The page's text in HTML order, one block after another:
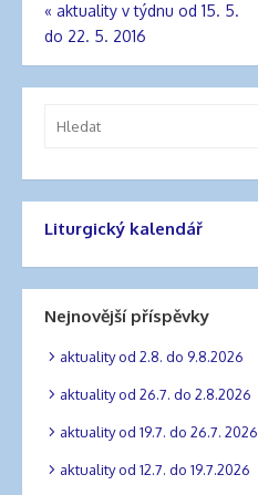
Navigace
pro
« aktuality v týdnu od 15. 5.
do 22. 5. 2016
Liturgický kalendář
Nejnovější příspěvky
aktuality od 2.8. do 9.8.2026
aktuality od 26.7. do 2.8.2026
aktuality od 19.7. do 26.7. 2026
aktuality od 12.7. do 19.7.2026